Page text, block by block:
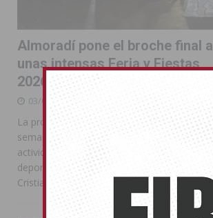
Almoradí pone el broche final a
unas intensas Feria y Fiestas
2026
03/08/2026
La programación reunió durante más de una
semana actos institucionales, conciertos,
actividades familiares, competiciones
deportivas y las celebraciones de Moros y
Cristianos